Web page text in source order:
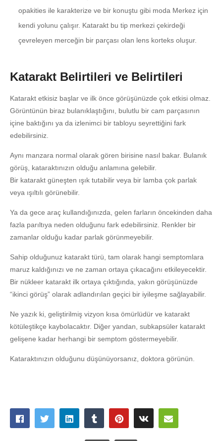
opakities ile karakterize ve bir konuştu gibi moda Merkez için
kendi yolunu çalışır. Katarakt bu tip merkezi çekirdeği
çevreleyen merceğin bir parçası olan lens korteks oluşur.
Katarakt Belirtileri ve Belirtileri
Katarakt etkisiz başlar ve ilk önce görüşünüzde çok etkisi olmaz.
Görüntünün biraz bulanıklaştığını, bulutlu bir cam parçasının
içine baktığını ya da izlenimci bir tabloyu seyrettiğini fark
edebilirsiniz.
Aynı manzara normal olarak gören birisine nasıl bakar. Bulanık
görüş, kataraktınızın olduğu anlamına gelebilir.
Bir katarakt güneşten ışık tutabilir veya bir lamba çok parlak
veya ışıltılı görünebilir.
Ya da gece araç kullandığınızda, gelen farların öncekinden daha
fazla parıltıya neden olduğunu fark edebilirsiniz. Renkler bir
zamanlar olduğu kadar parlak görünmeyebilir.
Sahip olduğunuz katarakt türü, tam olarak hangi semptomlara
maruz kaldığınızı ve ne zaman ortaya çıkacağını etkileyecektir.
Bir nükleer katarakt ilk ortaya çıktığında, yakın görüşünüzde
“ikinci görüş” olarak adlandırılan geçici bir iyileşme sağlayabilir.
Ne yazık ki, geliştirilmiş vizyon kısa ömürlüdür ve katarakt
kötüleştikçe kaybolacaktır. Diğer yandan, subkapsüler katarakt
gelişene kadar herhangi bir semptom göstermeyebilir.
Kataraktınızın olduğunu düşünüyorsanız, doktora görünün.